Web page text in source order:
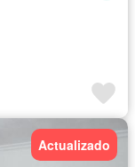
Actualizado